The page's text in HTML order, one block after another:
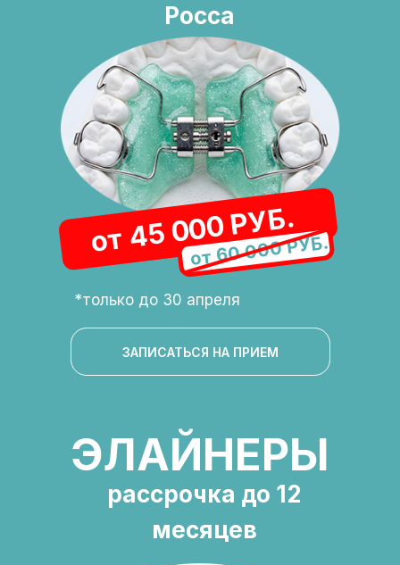
*только до 30 апреля
Росса
ЗАПИСАТЬСЯ НА ПРИЕМ
от 60 000 РУБ.
от 45 000 РУБ.
ЭЛАЙНЕРЫ
рассрочка до 12
месяцев